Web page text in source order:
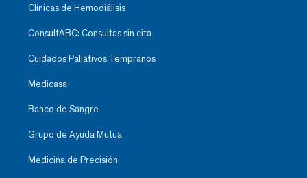
Clínicas de Hemodiálisis
ConsultABC: Consultas sin cita
Cuidados Paliativos Tempranos
Medicasa
Banco de Sangre
Grupo de Ayuda Mutua
Medicina de Precisión